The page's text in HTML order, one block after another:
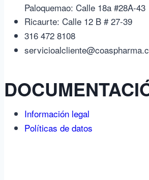
Paloquemao: Calle 18a #28A-43
Ricaurte: Calle 12 B # 27-39
316 472 8108
Información legal
Políticas de datos